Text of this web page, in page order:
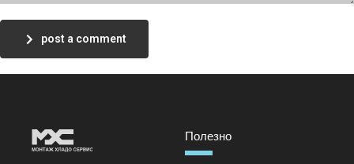
post a comment
Полезно